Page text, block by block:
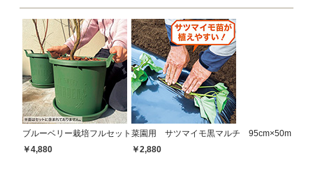
ブルーベリー栽培フルセット
￥4,880
菜園用 サツマイモ黒マルチ 95cm×50m
￥2,880